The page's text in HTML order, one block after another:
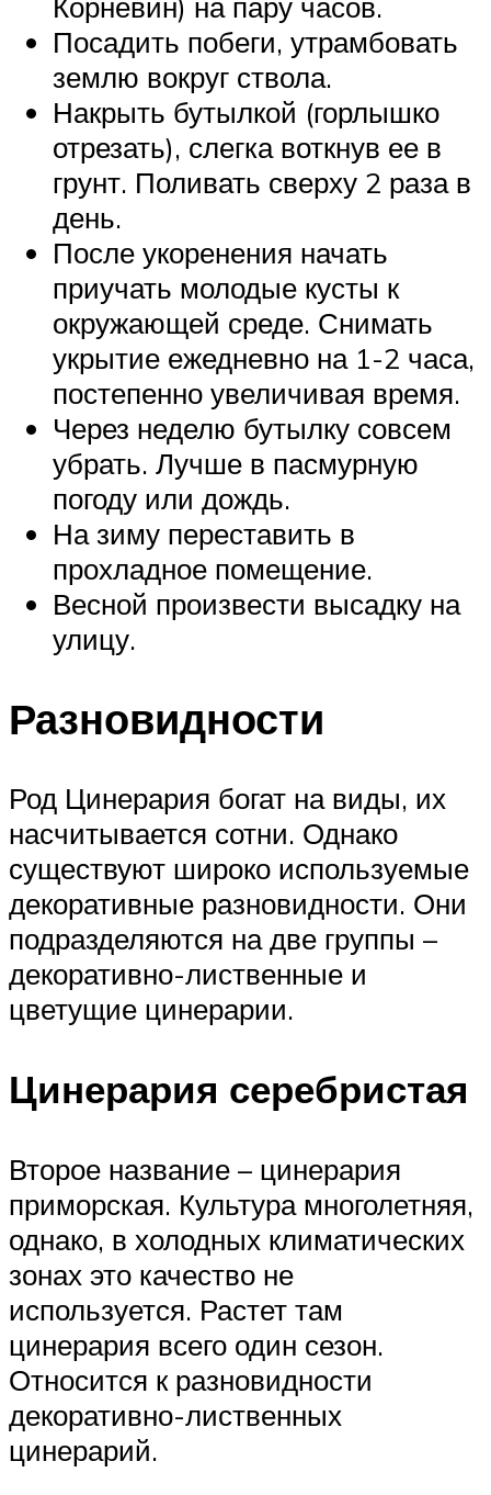
Посадить побеги, утрамбовать
землю вокруг ствола.
Накрыть бутылкой (горлышко
отрезать), слегка воткнув ее в
грунт. Поливать сверху 2 раза в
день.
После укоренения начать
приучать молодые кусты к
окружающей среде. Снимать
укрытие ежедневно на 1-2 часа,
постепенно увеличивая время.
Через неделю бутылку совсем
убрать. Лучше в пасмурную
погоду или дождь.
На зиму переставить в
прохладное помещение.
Весной произвести высадку на
улицу.
Разновидности
Род Цинерария богат на виды, их
насчитывается сотни. Однако
существуют широко используемые
декоративные разновидности. Они
подразделяются на две группы –
декоративно-лиственные и
цветущие цинерарии.
Цинерария серебристая
Второе название – цинерария
приморская. Культура многолетняя,
однако, в холодных климатических
зонах это качество не
используется. Растет там
цинерария всего один сезон.
Относится к разновидности
декоративно-лиственных
цинерарий.